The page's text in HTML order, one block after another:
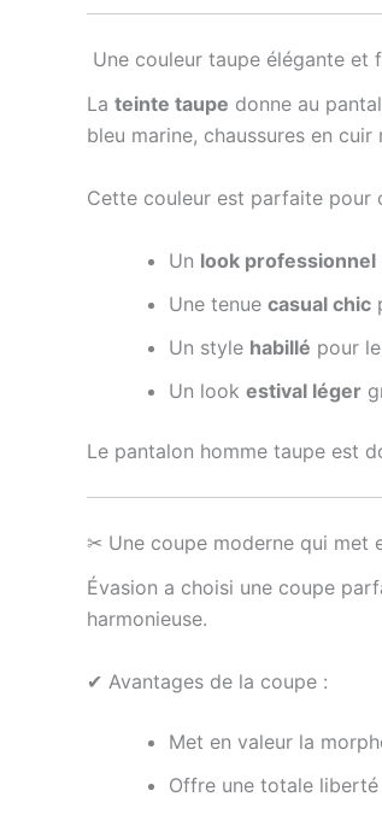
Une couleur taupe élégante et
La teinte taupe donne au
bleu marine, chaussures en
Cette couleur est parfaite pour
Un look professionnel
Une tenue casual chic
Un style habillé pour
Un look estival léger
Le pantalon homme taupe est
✂ Une coupe moderne qui met
Évasion a choisi une coupe
harmonieuse.
✔ Avantages de la coupe :
Met en valeur la
Offre une totale